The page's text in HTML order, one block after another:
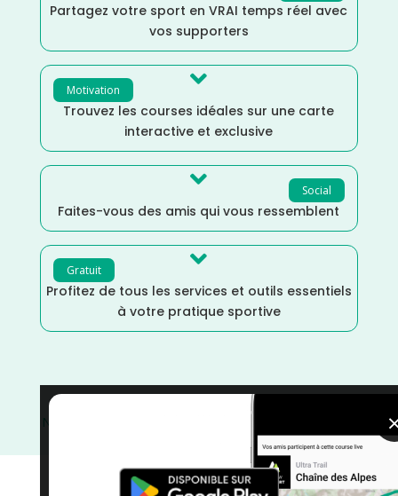
Partagez votre sport en VRAI temps réel avec
vos supporters
Motivation 
Trouvez les courses idéales sur une carte
interactive et exclusive
Social

Faites-vous des amis qui vous ressemblent
Gratuit 
Profitez de tous les services et outils essentiels
à votre pratique sportive
Nouvelle Aquitaine
Course à Pied/Août